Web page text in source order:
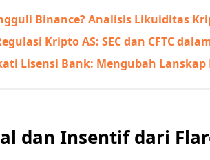
Binance? Analisis Likuiditas
Kripto AS: SEC dan CFTC
Lisensi Bank: Mengubah
dan Insentif dari